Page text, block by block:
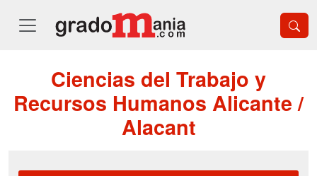
Ciencias del Trabajo y
Recursos Humanos Alicante /
Alacant